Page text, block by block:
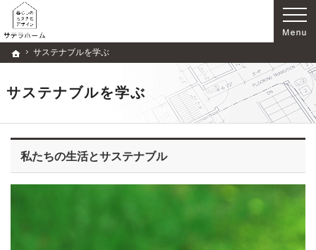
ホーム
サステナブルを学ぶ
サステナブルを学ぶ
自然素材のぬくもりを感じる家、大阪の新築・注文住宅、省エネ住宅なら「サテラホーム
新築・注文住宅（大阪）、自然素材の家、省エネ住宅ならサテラホームで家づくり
私たちの生活とサステナブル